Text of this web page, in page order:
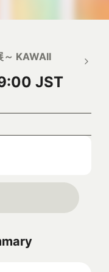
～ KAWAII
JST